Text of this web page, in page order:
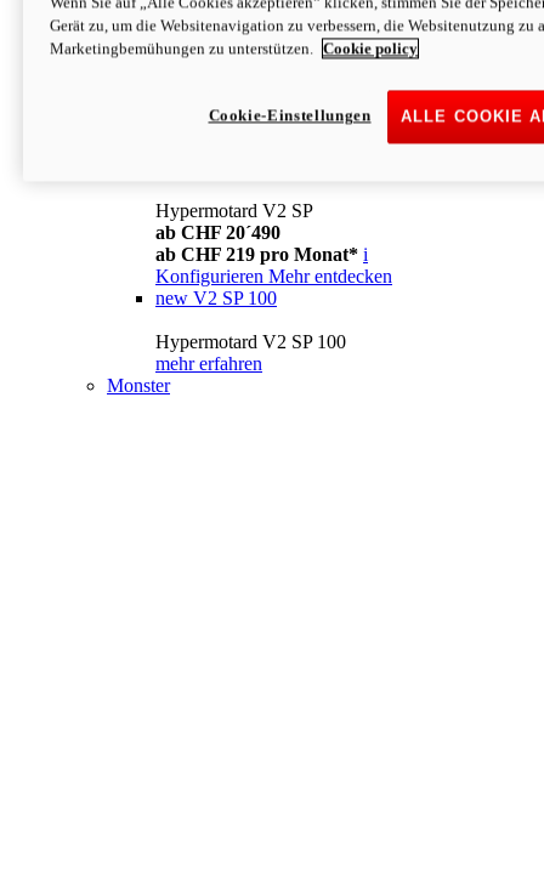
Konfigurieren Mehr entdecken
newV2
ab CHF 169 pro Monat* i
Mehr entdecken
Hypermotard V2 SP
ab CHF 20´490
ab CHF 219 pro Monat* i
Konfigurieren Mehr entdecken
new V2 SP 100
Hypermotard V2 SP 100
mehr erfahren
Monster
Gerät zu, um die Websitenavigation zu verbessern, die Websitenutzung zu
Marketingbemühungen zu unterstützen.
Cookie policy
ALLE COOKIE
Cookie-Einstellungen